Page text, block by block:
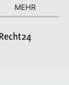
MEHR